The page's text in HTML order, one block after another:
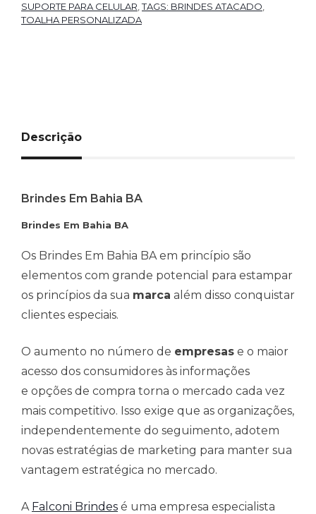
SUPORTE PARA CELULAR,TAGS: BRINDES ATACADO,
TOALHA PERSONALIZADA
Descrição
Brindes Em Bahia BA
Brindes Em Bahia BA
Os Brindes Em Bahia BA em princípio são
elementos com grande potencial para estampar
os princípios da sua marca além disso conquistar
clientes especiais.
O aumento no número de empresas e o maior
acesso dos consumidores às informações
e opções de compra torna o mercado cada vez
mais competitivo. Isso exige que as organizações,
independentemente do seguimento, adotem
novas estratégias de marketing para manter sua
vantagem estratégica no mercado.
A Falconi Brindes é uma empresa especialista